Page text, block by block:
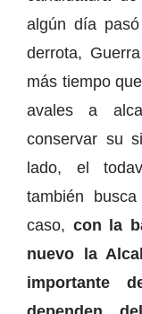
algún día
derrota,
más tiempo
avales a
conservar su
lado, el
también
caso, con la
nuevo la
importante